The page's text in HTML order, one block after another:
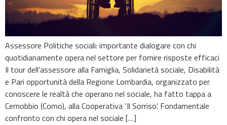
Assessore Politiche sociali: importante dialogare con chi
quotidianamente opera nel settore per fornire risposte efficaci
Il tour dell’assessore alla Famiglia, Solidarietà sociale, Disabilità
e Pari opportunità della Regione Lombardia, organizzato per
conoscere le realtà che operano nel sociale, ha fatto tappa a
Cernobbio (Como), alla Cooperativa ‘Il Sorriso’. Fondamentale
confronto con chi opera nel sociale […]